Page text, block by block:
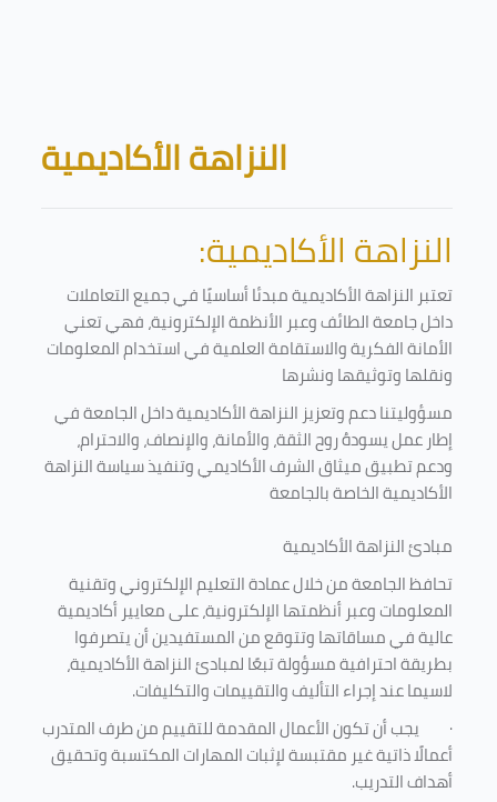
Blocks
النزاهة الأكاديمية
النزاهة الأكاديمية:
تعتبر النزاهة الأكاديمية مبدئا أساسيًا في جميع التعاملات
داخل جامعة الطائف وعبر الأنظمة الإلكترونية، فهي تعني
الأمانة الفكرية والاستقامة العلمية في استخدام المعلومات
ونقلها وتوثيقها ونشرها
مسؤوليتنا دعم وتعزيز النزاهة الأكاديمية داخل الجامعة في
إطار عمل يسودهُ روح الثقة، والأمانة، والإنصاف، والاحترام،
ودعم تطبيق ميثاق الشرف الأكاديمي وتنفيذ سياسة النزاهة
الأكاديمية الخاصة بالجامعة
مبادئ النزاهة الأكاديمية
تحافظ الجامعة من خلال عمادة التعليم الإلكتروني وتقنية
المعلومات وعبر أنظمتها الإلكترونية، على معايير أكاديمية
عالية في مساقاتها وتتوقع من المستفيدين أن يتصرفوا
بطريقة احترافية مسؤولة تبعًا لمبادئ النزاهة الأكاديمية،
لاسيما عند إجراء التأليف والتقييمات والتكليفات.
· يجب أن تكون الأعمال المقدمة للتقييم من طرف المتدرب
أعمالًا ذاتية غير مقتبسة لإثبات المهارات المكتسبة وتحقيق
أهداف التدريب.